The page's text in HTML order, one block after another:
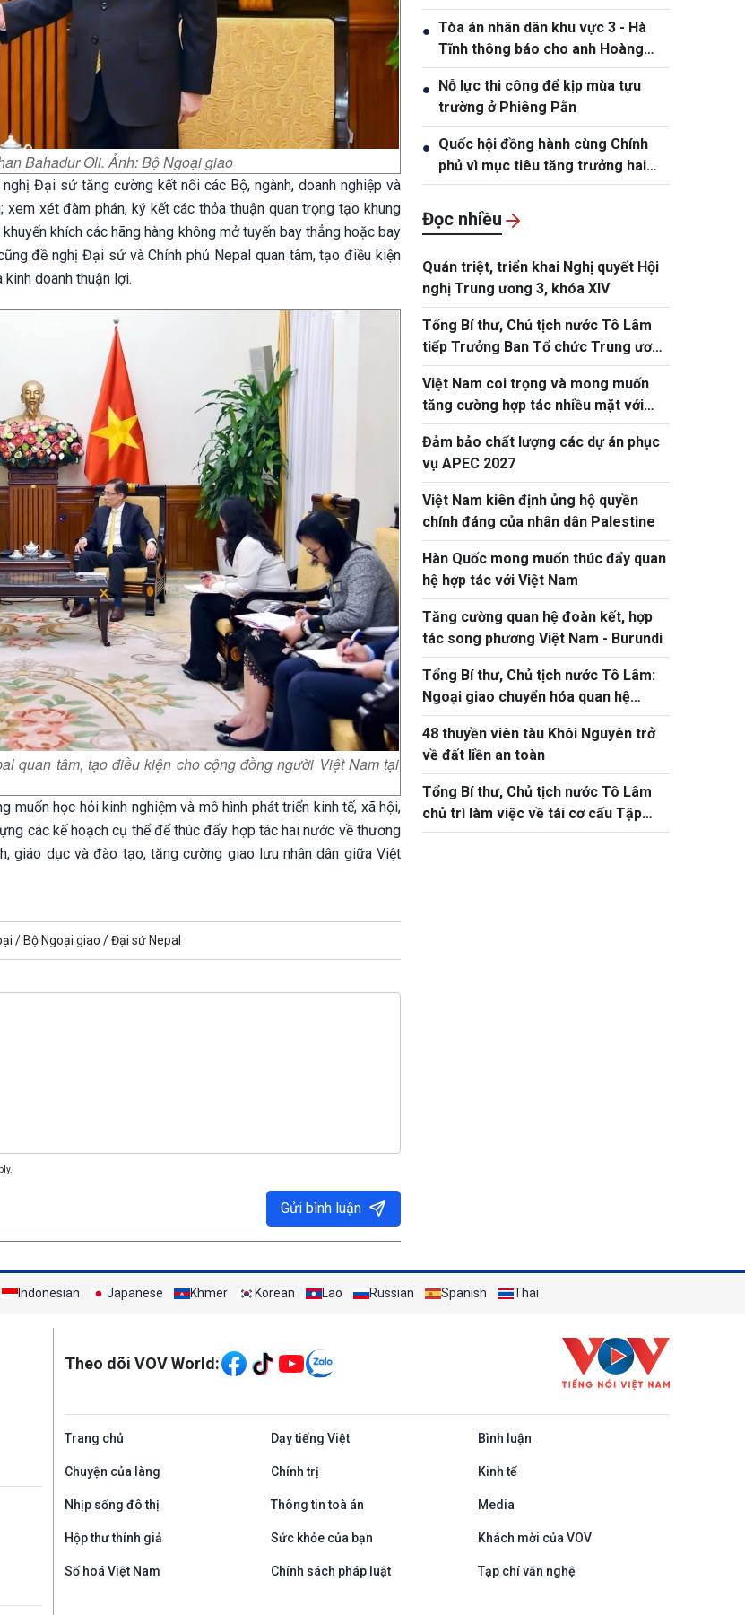
Bahadur Oli. Ảnh: Bộ Ngoại giao
Đại sứ tăng cường kết nối các Bộ, ngành, doanh nghiệp và
xét đàm phán, ký kết các thỏa thuận quan trọng tạo khung
khích các hãng hàng không mở tuyến bay thẳng hoặc bay
đề nghị Đại sứ và Chính phủ Nepal quan tâm, tạo điều kiện
doanh thuận lợi.
quan tâm, tạo điều kiện cho cộng đồng người Việt Nam tại
muốn học hỏi kinh nghiệm và mô hình phát triển kinh tế, xã hội,
các kế hoạch cụ thể để thúc đẩy hợp tác hai nước về thương
giáo dục và đào tạo, tăng cường giao lưu nhân dân giữa Việt
/ Bộ Ngoại giao /Đại sứ Nepal
Gửi bình luận
Hồng Tiệp, sinh ngày 20/5/1989
● Tòa án nhân dân khu vực 3 - Hà
Tĩnh thông báo cho anh Hoàng
Phan Anh, sinh năm 1980
● Nỗ lực thi công để kịp mùa tựu
trường ở Phiêng Pằn
● Quốc hội đồng hành cùng Chính
phủ vì mục tiêu tăng trưởng hai
con số
Đọc nhiều
Quán triệt, triển khai Nghị quyết Hội
nghị Trung ương 3, khóa XIV
Tổng Bí thư, Chủ tịch nước Tô Lâm
tiếp Trưởng Ban Tổ chức Trung ương
Đảng Nhân dân Cách mạng Lào
Việt Nam coi trọng và mong muốn
tăng cường hợp tác nhiều mặt với
Litva
Đảm bảo chất lượng các dự án phục
vụ APEC 2027
Việt Nam kiên định ủng hộ quyền
chính đáng của nhân dân Palestine
Hàn Quốc mong muốn thúc đẩy quan
hệ hợp tác với Việt Nam
Tăng cường quan hệ đoàn kết, hợp
tác song phương Việt Nam - Burundi
Tổng Bí thư, Chủ tịch nước Tô Lâm:
Ngoại giao chuyển hóa quan hệ
thành nguồn lực phát triển thực chất
48 thuyền viên tàu Khôi Nguyên trở
về đất liền an toàn
Tổng Bí thư, Chủ tịch nước Tô Lâm
chủ trì làm việc về tái cơ cấu Tập
đoàn Than – Khoáng sản Việt Nam
Indonesian Japanese Khmer Korean Lao Russian Spanish Thai
Theo dõi VOV World:
Trang chủ Dạy tiếng Việt Bình luận
Chuyện của làng Chính trị Kinh tế
Nhịp sống đô thị Thông tin toà án Media
Hộp thư thính giả Sức khỏe của bạn Khách mời của VOV
Số hoá Việt Nam Chính sách pháp luật Tạp chí văn nghệ